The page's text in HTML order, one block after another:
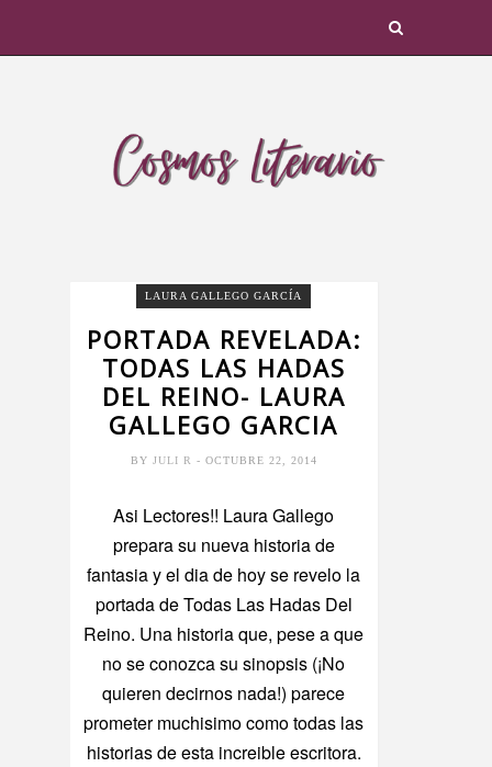
LAURA GALLEGO GARCÍA
PORTADA REVELADA:
TODAS LAS HADAS
DEL REINO- LAURA
GALLEGO GARCIA
BY JULI R - OCTUBRE 22, 2014
Asi Lectores!! Laura Gallego
prepara su nueva historia de
fantasia y el dia de hoy se revelo la
portada de Todas Las Hadas Del
Reino. Una historia que, pese a que
no se conozca su sinopsis (¡No
quieren decirnos nada!) parece
prometer muchisimo como todas las
historias de esta increible escritora.